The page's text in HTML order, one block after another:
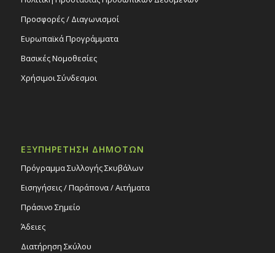
Προσφορές / Διαγωνισμοί
Ευρωπαϊκά Προγράμματα
Βασικές Νομοθεσίες
Χρήσιμοι Σύνδεσμοι
ΕΞΥΠΗΡΕΤΗΣΗ ΔΗΜΟΤΩΝ
Πρόγραμμα Συλλογής Σκυβάλων
Εισηγήσεις / Παράπονα / Αιτήματα
Πράσινο Σημείο
Άδειες
Διατήρηση Σκύλου